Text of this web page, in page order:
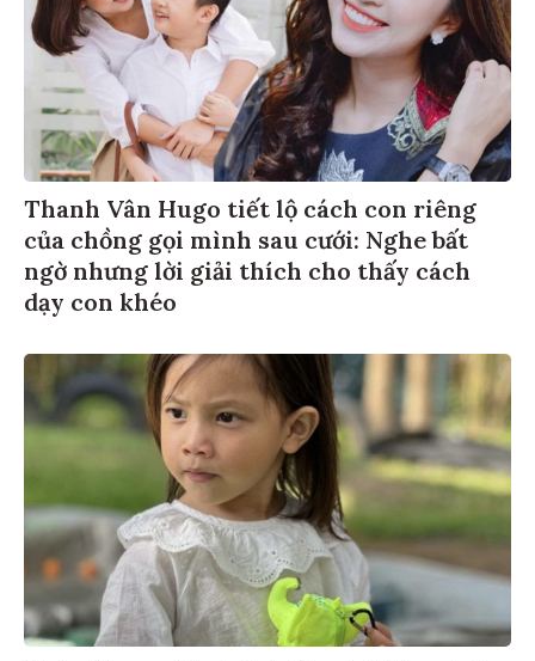
Thanh Vân Hugo tiết lộ cách con riêng
của chồng gọi mình sau cưới: Nghe bất
ngờ nhưng lời giải thích cho thấy cách
dạy con khéo